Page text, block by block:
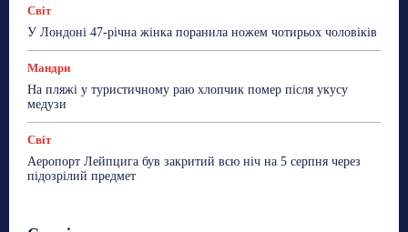
Світ
У Лондоні 47-річна жінка поранила ножем чотирьох чоловіків
Мандри
На пляжі у туристичному раю хлопчик помер після укусу
медузи
Світ
Аеропорт Лейпцига був закритий всю ніч на 5 серпня через
підозрілий предмет